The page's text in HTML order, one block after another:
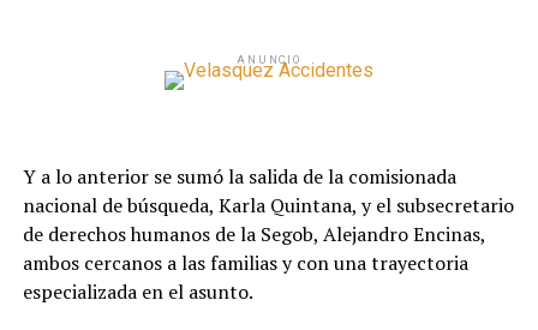
ANUNCIO
Y a lo anterior se sumó la salida de la comisionada
nacional de búsqueda, Karla Quintana, y el subsecretario
de derechos humanos de la Segob, Alejandro Encinas,
ambos cercanos a las familias y con una trayectoria
especializada en el asunto.